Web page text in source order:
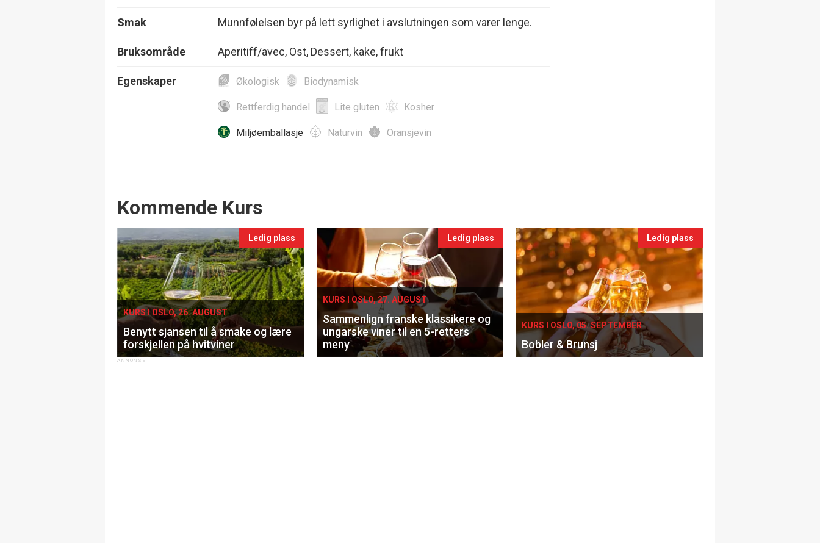
Smak Munnfølelsen byr på lett syrlighet i avslutningen som varer lenge.
Bruksområde Aperitiff/avec, Ost, Dessert, kake, frukt
Egenskaper Økologisk Biodynamisk
Rettferdig handel Lite gluten Kosher
Miljøemballasje Naturvin Oransjevin
Events
Kommende Kurs
Ledig plass
KURS I OSLO, 26. AUGUST
Benytt sjansen til å smake og lære
forskjellen på hvitviner
Ledig plass
KURS I OSLO, 27. AUGUST
Sammenlign franske klassikere og
ungarske viner til en 5-retters
meny
Ledig plass
KURS I OSLO, 05. SEPTEMBER
Bobler & Brunsj